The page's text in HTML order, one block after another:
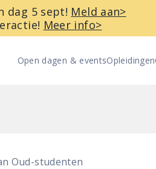
dag 5 sept! Meld aan>
Meer info>
Open dagen & eventsOpleidingen
Oud-studenten